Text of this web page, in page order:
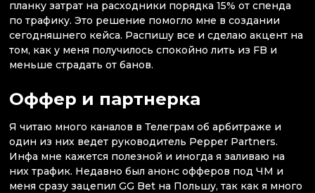
планку затрат на расходники порядка 15% от спенда
по трафику. Это решение помогло мне в создании
сегодняшнего кейса. Распишу все и сделаю акцент на
том, как у меня получилось спокойно лить из FB и
меньше страдать от банов.
Оффер и партнерка
Я читаю много каналов в Телеграм об арбитраже и
один из них ведет руководитель Pepper Partners.
Инфа мне кажется полезной и иногда я заливаю на
них трафик. Недавно был анонс офферов под ЧМ и
меня сразу зацепил GG Bet на Польшу, так как я много